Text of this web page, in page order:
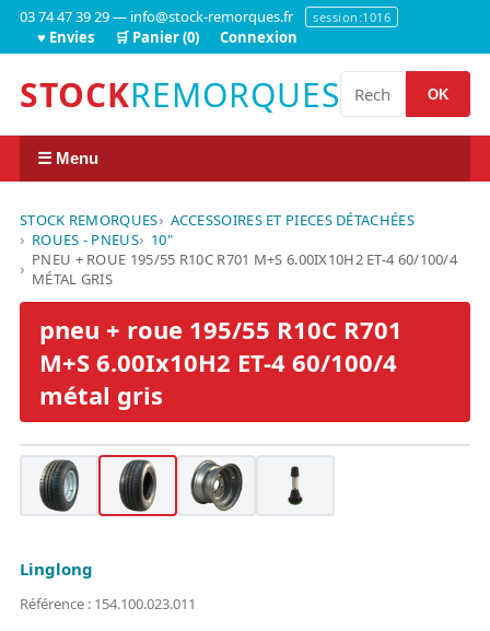
03 74 47 39 29 — info@stock-remorques.fr session:1016
♥ Envies 🛒 Panier (0) Connexion
STOCKREMORQUES OK
☰ Menu
STOCK REMORQUES
ACCESSOIRES ET PIECES DÉTACHÉES
ROUES - PNEUS
10"
PNEU + ROUE 195/55 R10C R701 M+S 6.00IX10H2 ET-4 60/100/4
MÉTAL GRIS
pneu + roue 195/55 R10C R701
M+S 6.00Ix10H2 ET-4 60/100/4
métal gris
Linglong
Référence : 154.100.023.011